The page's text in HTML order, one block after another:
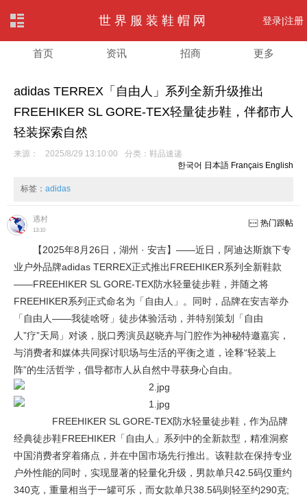
世界服装鞋帽网 登录|注册
首页 资讯 招商 更多
adidas TERREX「自由人」系列全新升级推出
FREEHIKER SL GORE-TEX轻量徒步鞋，伴都市人
轻装探索自然
来源： 2025/8/29 13:10:00 分类： 鞋品速递
한국어 日本語 Français English
标签： adidas
遇村
13:10
热门跟帖
【2025年8月26日，湖州 · 安吉】——近日，阿迪达斯旗下专
业户外品牌adidas TERREX正式推出FREEHIKER系列全新鞋款
——FREEHIKER SL GORE-TEX防水轻量徒步鞋，并随之将
FREEHIKER系列正式命名为「自由人」。同时，品牌在安吉举办
「自由人——我徒啥呀」徒步体验活动，并特别策划「自由
人”疗”天局」对谈，脱口秀演员赵晓卉与门腔作为神秘特邀嘉宾，
与消费者和媒体共同探讨职场与生活的平衡之道，诠释“轻装上
阵”的生活哲学，倡导都市人从自然中寻获身心自由。
FREEHIKER SL GORE-TEX防水轻量徒步鞋，作为品牌
经典徒步鞋FREEHIKER「自由人」系列中的全新款型，精准洞察
中国消费者穿着痛点，并在中国市场先行推出。该鞋款在保持专业
户外性能的同时，实现显著的轻量化升级，男款单只42.5码仅重约
340克，重量相当于一罐可乐，而女款单只38.5码则轻至约290克;